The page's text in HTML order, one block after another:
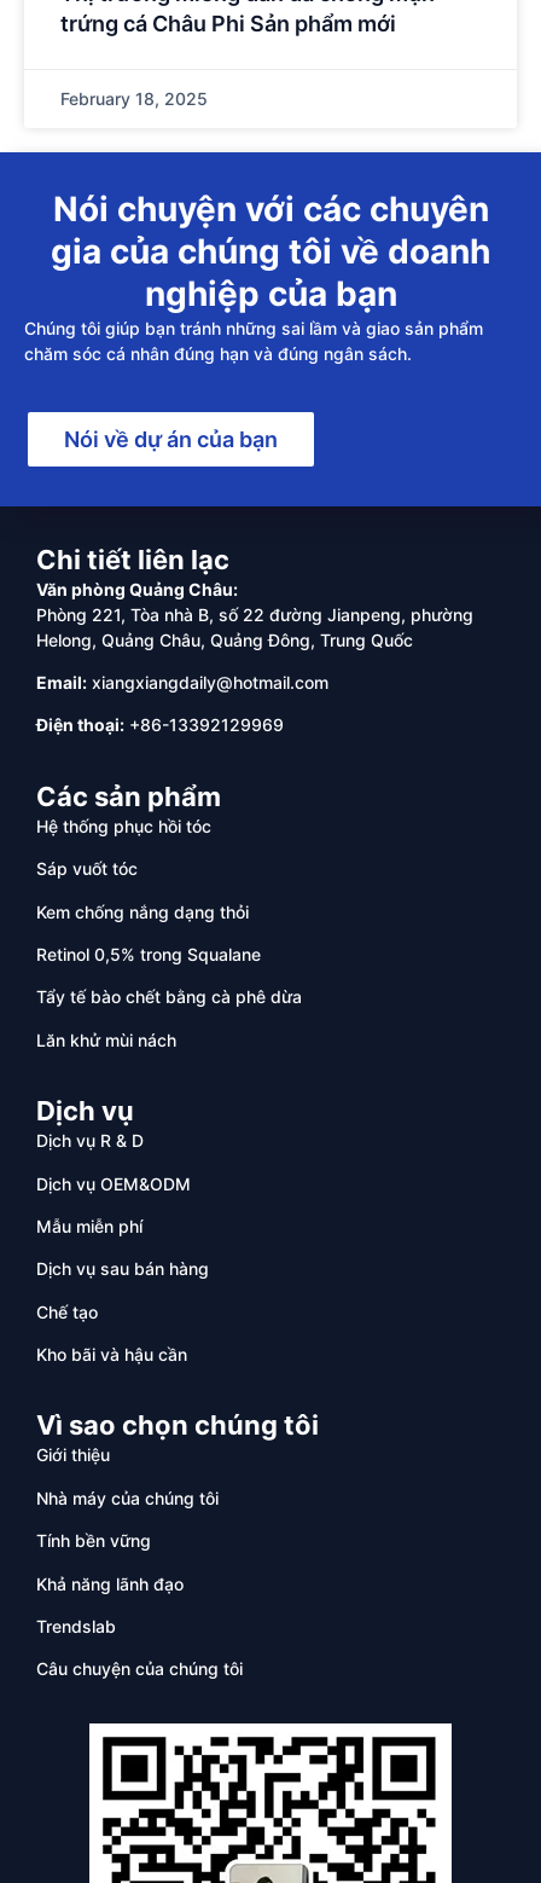
trứng cá Châu Phi Sản phẩm mới
February 18, 2025
Nói chuyện với các chuyên
gia của chúng tôi về doanh
nghiệp của bạn
Chúng tôi giúp bạn tránh những sai lầm và giao sản phẩm
chăm sóc cá nhân đúng hạn và đúng ngân sách.
Nói về dự án của bạn
Chi tiết liên lạc
Văn phòng Quảng Châu:
Phòng 221, Tòa nhà B, số 22 đường Jianpeng, phường
Helong, Quảng Châu, Quảng Đông, Trung Quốc
Email: xiangxiangdaily@hotmail.com
Điện thoại: +86-13392129969
Các sản phẩm
Hệ thống phục hồi tóc
Sáp vuốt tóc
Kem chống nắng dạng thỏi
Retinol 0,5% trong Squalane
Tẩy tế bào chết bằng cà phê dừa
Lăn khử mùi nách
Dịch vụ
Dịch vụ R & D
Dịch vụ OEM&ODM
Mẫu miễn phí
Dịch vụ sau bán hàng
Chế tạo
Kho bãi và hậu cần
Vì sao chọn chúng tôi
Giới thiệu
Nhà máy của chúng tôi
Tính bền vững
Khả năng lãnh đạo
Trendslab
Câu chuyện của chúng tôi